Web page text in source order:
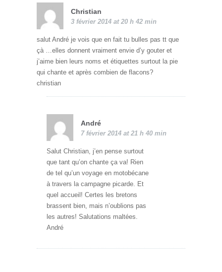
Christian
3 février 2014 at 20 h 42 min
salut André je vois que en fait tu bulles pas tt que
çà …elles donnent vraiment envie d’y gouter et
j’aime bien leurs noms et étiquettes surtout la pie
qui chante et après combien de flacons?
christian
André
7 février 2014 at 21 h 40 min
Salut Christian, j’en pense surtout
que tant qu’on chante ça va! Rien
de tel qu’un voyage en motobécane
à travers la campagne picarde. Et
quel accueil! Certes les bretons
brassent bien, mais n’oublions pas
les autres! Salutations maltées.
André